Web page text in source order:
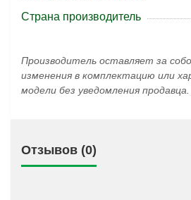
Страна производитель
Производитель оставляет за
изменения в комплектацию или
модели без уведомления продавца.
Отзывов (0)